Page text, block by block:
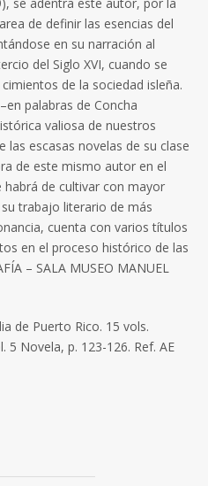
de definir las esencias del
en su narración al
del Siglo XVI, cuando se
de la sociedad isleña.
palabras de Concha
valiosa de nuestros
las escasas novelas de su clase
de este mismo autor en el
de cultivar con mayor
trabajo literario de más
cuenta con varios títulos
en el proceso histórico de las
– SALA MUSEO MANUEL
de Puerto Rico. 15 vols.
5 Novela, p. 123-126. Ref. AE